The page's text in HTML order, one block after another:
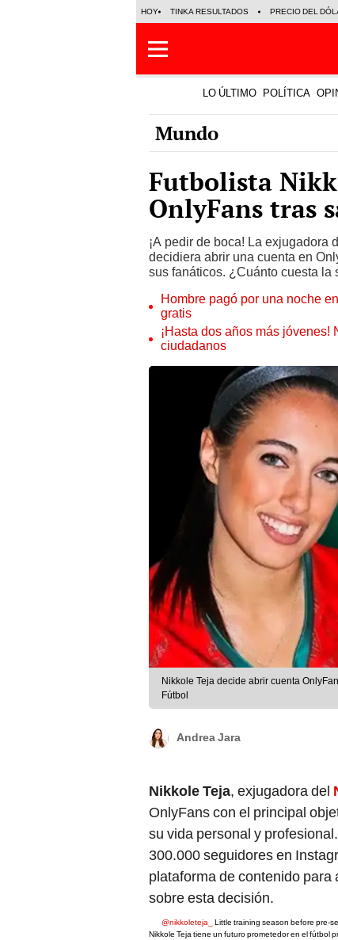
HOY TINKA RESULTADOS PRECIO DEL
LO ÚLTIMO POLÍTICA
Mundo
Futbolista
OnlyFans tras
¡A pedir de boca! La exjugadora
decidiera abrir una cuenta en
sus fanáticos. ¿Cuánto cuesta la
Hombre pagó por una noche
gratis
¡Hasta dos años más
ciudadanos
Nikkole Teja decide abrir cuenta
Fútbol
Andrea Jara
Nikkole Teja, exjugadora del
OnlyFans con el principal
su vida personal y
300.000 seguidores en
plataforma de contenido
sobre esta decisión.
@nikkoleteja_ Little training season before pre-
Nikkole Teja tiene un futuro prometedor en el fútbol